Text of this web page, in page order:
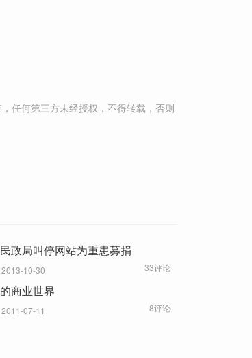
任何第三方未经授权，不得转载，否则
政局叫停网站为重患募捐
2013-10-30 33评论
商业世界
2011-07-11 8评论